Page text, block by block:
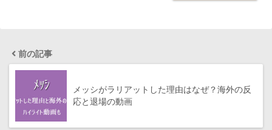
前の記事
メッシがラリアットした理由はなぜ？海外の反
応と退場の動画